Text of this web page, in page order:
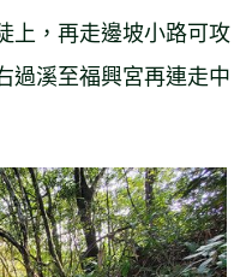
上，再走邊坡小路可攻
過溪至福興宮再連走中